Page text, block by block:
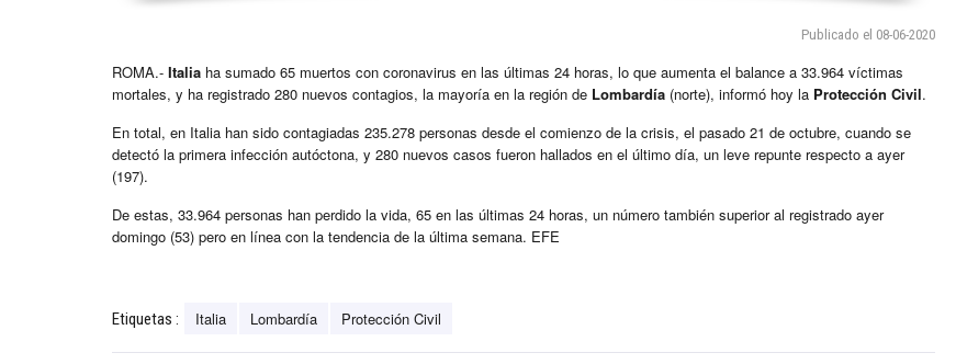
Publicado el 08-06-2020
ROMA.- Italia ha sumado 65 muertos con coronavirus en las últimas 24 horas, lo que aumenta el balance a 33.964 víctimas
mortales, y ha registrado 280 nuevos contagios, la mayoría en la región de Lombardía (norte), informó hoy la Protección Civil.
En total, en Italia han sido contagiadas 235.278 personas desde el comienzo de la crisis, el pasado 21 de octubre, cuando se
detectó la primera infección autóctona, y 280 nuevos casos fueron hallados en el último día, un leve repunte respecto a ayer
(197).
De estas, 33.964 personas han perdido la vida, 65 en las últimas 24 horas, un número también superior al registrado ayer
domingo (53) pero en línea con la tendencia de la última semana. EFE
Etiquetas : Italia Lombardía Protección Civil